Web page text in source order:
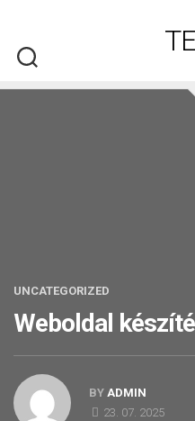
content
UNCATEGORIZED
Weboldal
BY ADMIN
23. 07. 2025